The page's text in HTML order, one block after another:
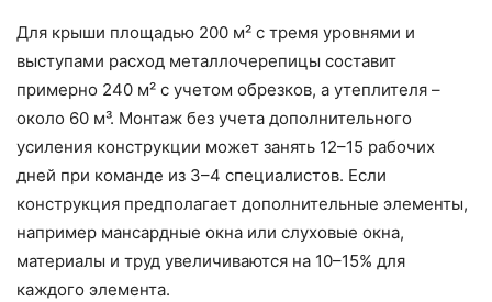
Для крыши площадью 200 м² с тремя уровнями и
выступами расход металлочерепицы составит
примерно 240 м² с учетом обрезков, а утеплителя –
около 60 м³. Монтаж без учета дополнительного
усиления конструкции может занять 12–15 рабочих
дней при команде из 3–4 специалистов. Если
конструкция предполагает дополнительные элементы,
например мансардные окна или слуховые окна,
материалы и труд увеличиваются на 10–15% для
каждого элемента.